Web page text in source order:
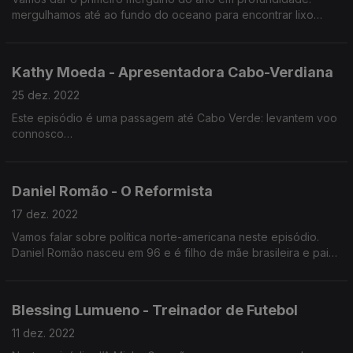
Inteligência Artificial?
Google
mergulhamos até ao fundo do oceano para encontrar lixo
O que há no fundo do oceano? Plástico e lixo
Vamos falar de plásticos e microplásticos
Vamos conhecer as implicações práticas da geoestatística no
Kathy Moeda - Apresentadora Cabo-Verdiana
25 dez. 2022
Este episódio é uma passagem até Cabo Verde: levantem voo
connosco
rádio.
“influencer” no Instagram
Daniel Romão - O Reformista
17 dez. 2022
Vamos falar sobre política norte-americana neste episódio.
Daniel Romão nasceu em 96 e é filho de mãe brasileira e pai
hotelaria.
Blessing Lumueno - Treinador de Futebol
11 dez. 2022